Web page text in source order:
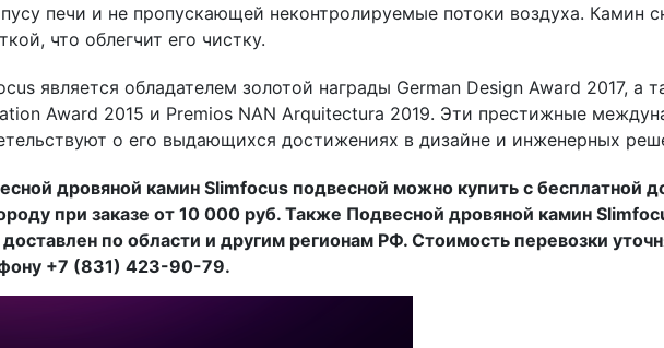
печи и не пропускающей неконтролируемые потоки воздуха. Камин
что облегчит его чистку.
является обладателем золотой награды German Design Award 2017, а
Award 2015 и Premios NAN Arquitectura 2019. Эти престижные
о его выдающихся достижениях в дизайне и инженерных
дровяной камин Slimfocus подвесной можно купить с бесплатной
при заказе от 10 000 руб. Также Подвесной дровяной камин
по области и другим регионам РФ. Стоимость перевозки
+7 (831) 423-90-79.